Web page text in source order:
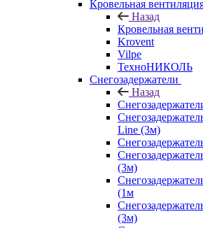
Кровельная
Назад
Кровельная
Krovent
Vilpe
ТехноНИКОЛЬ
Снегозадержатели
Назад
Line (3м)
(3м)
(1м
(3м)